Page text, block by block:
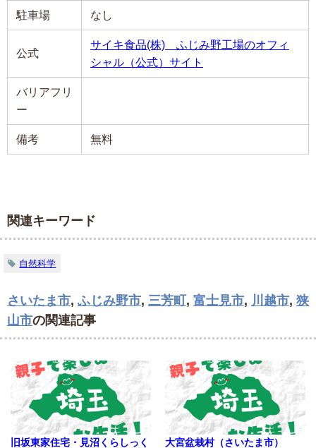
駐車場 なし
公式
サイキ食品(株) ふじみ野工場のオフィ
シャル（公式）サイト
バリアフリ
ー
備考 無料
関連キーワード
自然科学
さいたま市, ふじみ野市, 三芳町 , 富士見市, 川越市, 狭
山市の関連記事
旧坂東家住宅・見沼くらしっく
大宮盆栽村（さいたま市）